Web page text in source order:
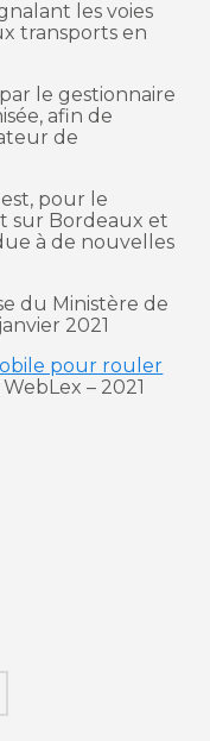
les voies
transports en
le gestionnaire
afin de
de
pour le
sur Bordeaux et
à de nouvelles
du Ministère de
2021
pour rouler
– 2021